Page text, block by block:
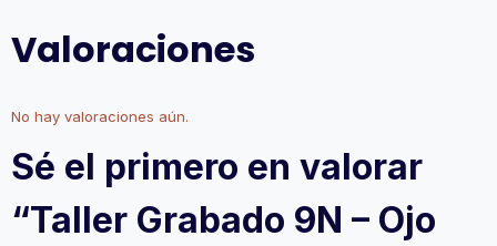
Valoraciones
No hay valoraciones aún.
Sé el primero en valorar
“Taller Grabado 9N – Ojo